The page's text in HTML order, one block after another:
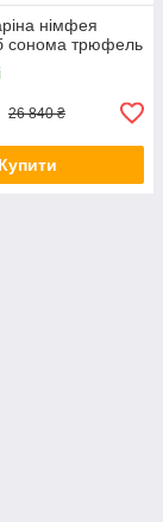
німфея
сонома трюфель
26 840 ₴
Купити